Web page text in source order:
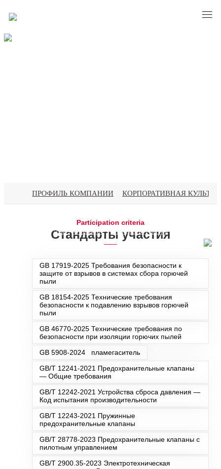
ABOUT BASCO
О Бафанге
Дом - О Бафанге - Стандарты участия
ПРОФИЛЬ КОМПАНИИ КОРПОРАТИВНАЯ
Participation criteria
Стандарты участия
GB 17919-2025 Требования безопасности к
защите от взрывов в системах сбора горючей
пыли
GB 18154-2025 Технические требования
безопасности к подавлению взрывов горючей
пыли
GB 46770-2025 Технические требования по
безопасности при изоляции горючих пылей
GB 5908-2024 пламегаситель
GB/T 12241-2021 Предохранительные клапаны
— Общие требования
GB/T 12242-2021 Устройства сброса давления —
Код испытания производительности
GB/T 12243-2021 Пружинные
предохранительные клапаны
GB/T 28778-2023 Предохранительные клапаны с
пилотным управлением
GB/T 2900.35-2023 Электротехническая